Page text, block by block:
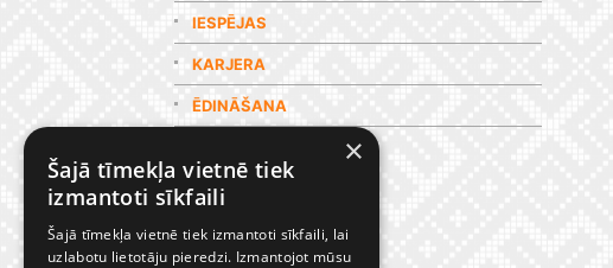
IESPĒJAS
KARJERA
ĒDINĀŠANA
×
Šajā tīmekļa vietnē tiek
izmantoti sīkfaili
Šajā tīmekļa vietnē tiek izmantoti sīkfaili, lai
uzlabotu lietotāju pieredzi. Izmantojot mūsu